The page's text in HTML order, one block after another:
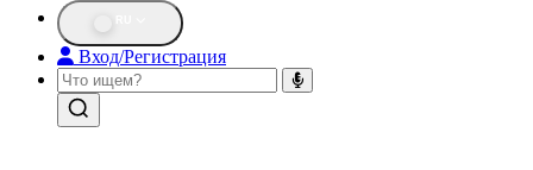
Вход/Регистрация